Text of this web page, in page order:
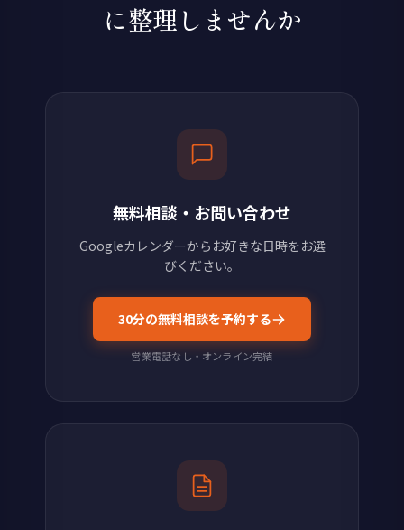
に整理しませんか
無料相談・お問い合わせ
Googleカレンダーからお好きな日時をお選
びください。
30分の無料相談を予約する
営業電話なし・オンライン完結